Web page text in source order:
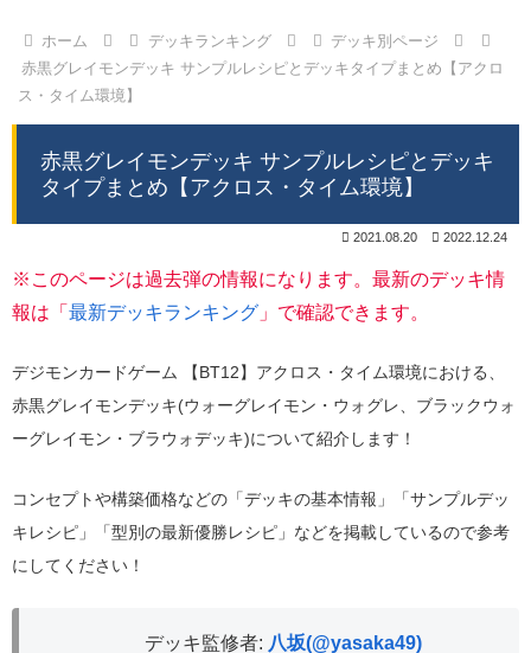
ホーム デッキランキング
デッキ別ページ
赤黒グレイモンデッキ サンプルレシピとデッキタイプまとめ【アクロ
ス・タイム環境】
赤黒グレイモンデッキ サンプルレシピとデッキ
タイプまとめ【アクロス・タイム環境】
2021.08.20 2022.12.24
※このページは過去弾の情報になります。最新のデッキ情
報は「 最新デッキランキング 」で確認できます。
デジモンカードゲーム 【BT12】アクロス・タイム環境における、
赤黒グレイモンデッキ(ウォーグレイモン・ウォグレ、ブラックウォ
ーグレイモン・ブラウォデッキ)について紹介します！
コンセプトや構築価格などの「デッキの基本情報」「サンプルデッ
キレシピ」「型別の最新優勝レシピ」などを掲載しているので参考
にしてください！
デッキ監修者: 八坂(@yasaka49)